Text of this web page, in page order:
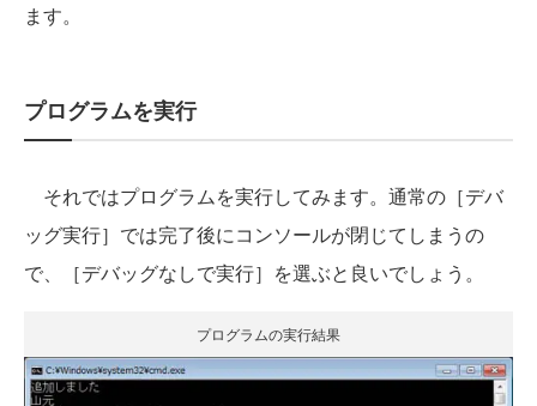
ます。
プログラムを実行
それではプログラムを実行してみます。通常の［デバ
ッグ実行］では完了後にコンソールが閉じてしまうの
で、［デバッグなしで実行］を選ぶと良いでしょう。
プログラムの実行結果